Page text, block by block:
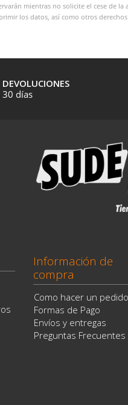
mientras no solicite el cese de la
los datos, así como otros
DEVOLUCIONES
30 días
Información de
compra
Como hacer un pedido
Formas de Pago
Envíos y entregas
Preguntas Frecuentes